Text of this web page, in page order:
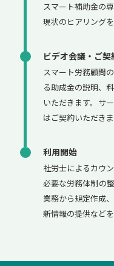
スマート補助金の
現状のヒアリングを
ビデオ会議・ご契
スマート労務顧問
る助成金の説明、
いただきます。サ
はご契約いただきま
利用開始
社労士によるカウ
必要な労務体制の
業務から規定作成
新情報の提供など